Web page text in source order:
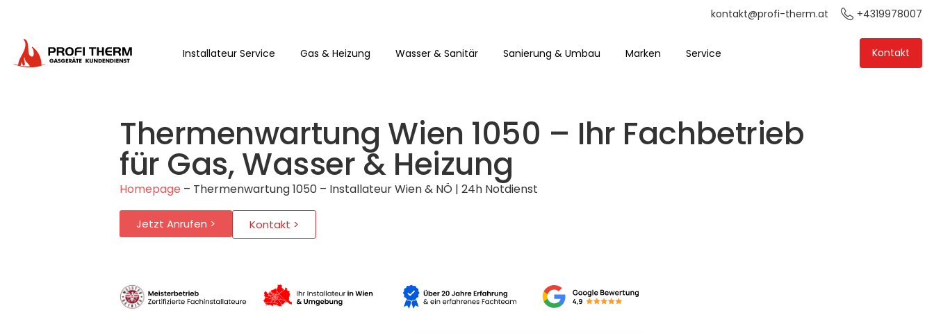
kontakt@profi-therm.at +4319978007
Installateur Service Gas & Heizung Wasser & Sanitär Sanierung & Umbau Marken Service Kontakt
Thermenwartung Wien 1050 – Ihr Fachbetrieb
für Gas, Wasser & Heizung
Homepage – Thermenwartung 1050 – Installateur Wien & NÖ | 24h Notdienst
Jetzt Anrufen > Kontakt >